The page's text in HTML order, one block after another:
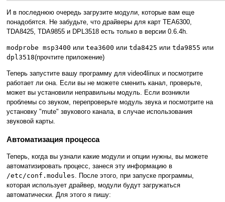
И в последнюю очередь загрузите модули, которые вам еще
понадобятся. Не забудьте, что драйверы для карт TEA6300,
TDA8425, TDA9855 и DPL3518 есть только в версии 0.6.4h.
modprobe msp3400 или tea3600 или tda8425 или tda9855 или
dpl3518(прочтите приложение)
Теперь запустите вашу программу для video4linux и посмотрите
работает ли она. Если вы не можете сменить канал, проверьте,
может вы установили неправильны модуль. Если возникли
проблемы со звуком, перепроверьте модуль звука и посмотрите на
установку "mute" звукового канала, в случае использования
звуковой карты.
Автоматизация процесса
Теперь, когда вы узнали какие модули и опции нужны, вы можете
автоматизировать процесс, занеся эту информацию в
/etc/conf.modules . После этого, при запуске программы,
которая использует драйвер, модули будут загружаться
автоматически. Для этого я пишу: